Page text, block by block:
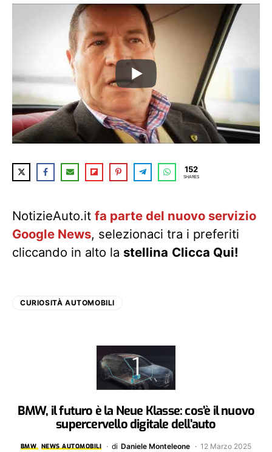
152
SHARES
NotizieAuto.it fa parte del nuovo servizio
Google News, selezionaci tra i preferiti
cliccando in alto la stellina Clicca Qui!
CURIOSITÀ AUTOMOBILI
BMW, il futuro è la Neue Klasse: cos’è il nuovo
supercervello digitale dell’auto
BMW NEWS AUTOMOBILI di Daniele Monteleone 12 Marzo 2025